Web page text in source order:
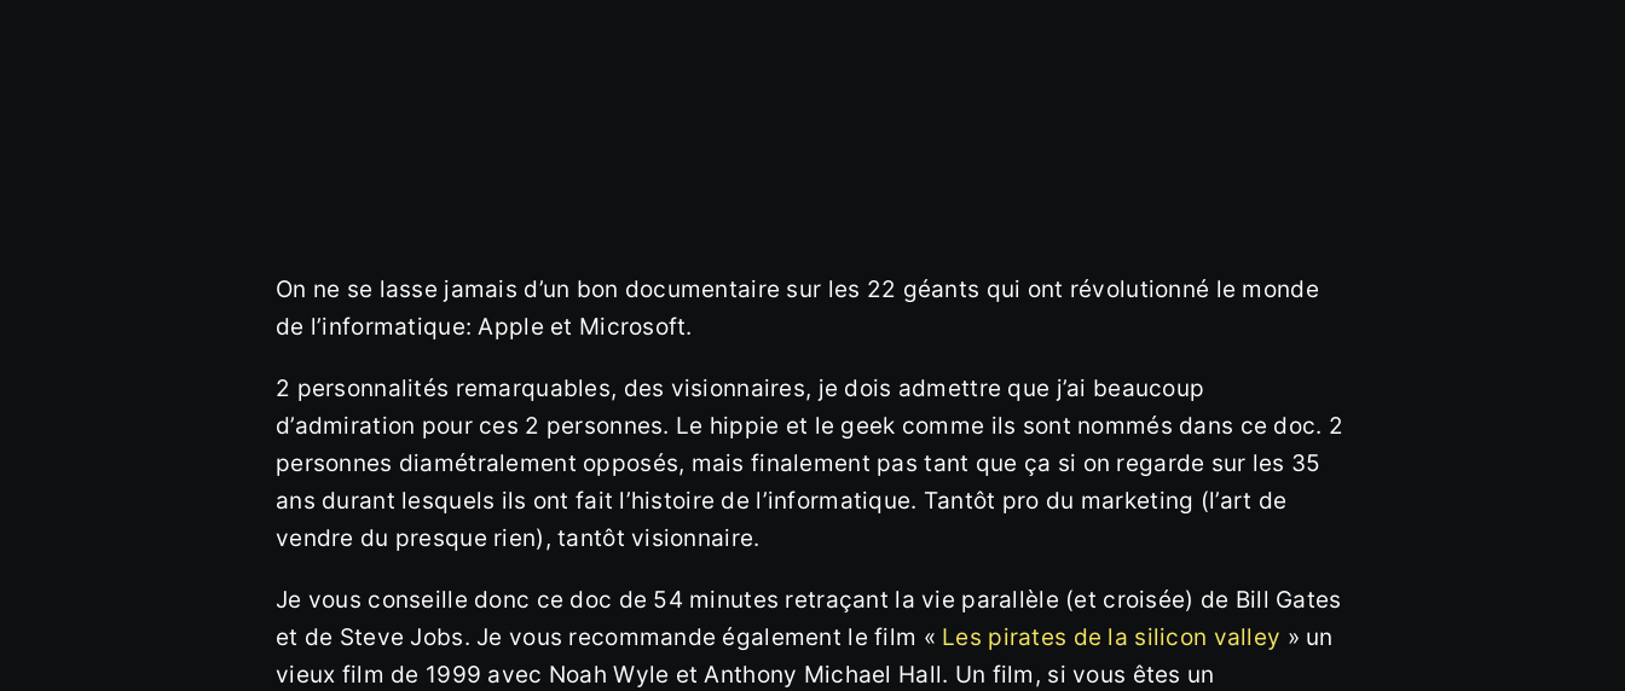
On ne se lasse jamais d’un bon documentaire sur les 22 géants qui ont révolutionné le monde
de l’informatique: Apple et Microsoft.
2 personnalités remarquables, des visionnaires, je dois admettre que j’ai beaucoup
d’admiration pour ces 2 personnes. Le hippie et le geek comme ils sont nommés dans ce doc. 2
personnes diamétralement opposés, mais finalement pas tant que ça si on regarde sur les 35
ans durant lesquels ils ont fait l’histoire de l’informatique. Tantôt pro du marketing (l’art de
vendre du presque rien), tantôt visionnaire.
Je vous conseille donc ce doc de 54 minutes retraçant la vie parallèle (et croisée) de Bill Gates
et de Steve Jobs. Je vous recommande également le film « Les pirates de la silicon valley » un
vieux film de 1999 avec Noah Wyle et Anthony Michael Hall. Un film, si vous êtes un